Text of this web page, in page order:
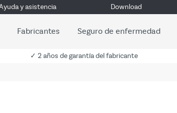
y asistencia Download
Fabricantes Seguro de enfermedad
✓ 2 años de garantía del fabricante